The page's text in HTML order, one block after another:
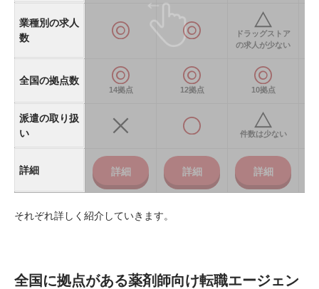
業種別の求人
数
ドラッグストア
の求人が少ない
全国の拠点数
14拠点 12拠点 10拠点
派遣の取り扱
い
件数は少ない
詳細 詳細 詳細 詳細
それぞれ詳しく紹介していきます。
全国に拠点がある薬剤師向け転職エージェン